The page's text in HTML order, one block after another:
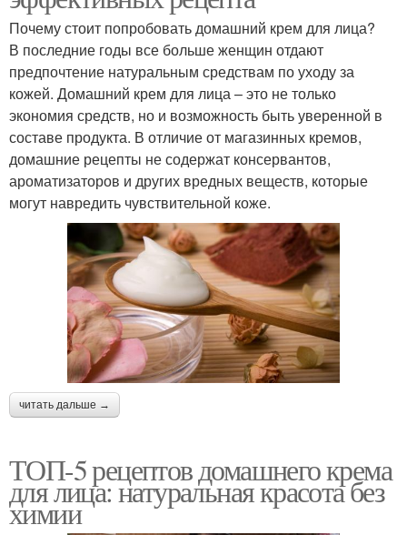
Почему стоит попробовать домашний крем для лица?
В последние годы все больше женщин отдают
предпочтение натуральным средствам по уходу за
кожей. Домашний крем для лица – это не только
экономия средств, но и возможность быть уверенной в
составе продукта. В отличие от магазинных кремов,
домашние рецепты не содержат консервантов,
ароматизаторов и других вредных веществ, которые
могут навредить чувствительной коже.
читать дальше →
ТОП-5 рецептов домашнего крема
для лица: натуральная красота без
химии